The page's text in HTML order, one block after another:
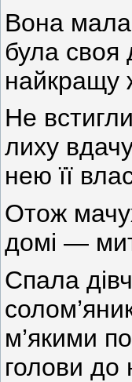
Вона мала
була своя
найкращу
Не
лиху
нею її
Отож
домі —
Спала
м’якими
голови до